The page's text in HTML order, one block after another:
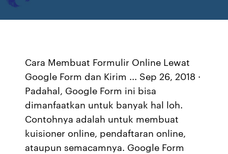
Cara Membuat Formulir Online Lewat
Google Form dan Kirim ... Sep 26, 2018 ·
Padahal, Google Form ini bisa
dimanfaatkan untuk banyak hal loh.
Contohnya adalah untuk membuat
kuisioner online, pendaftaran online,
ataupun semacamnya. Google Form